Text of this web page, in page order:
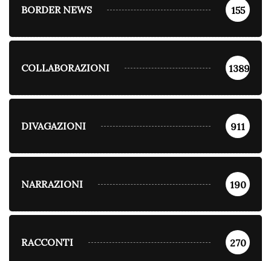
BORDER NEWS 155
COLLABORAZIONI 1389
DIVAGAZIONI 911
NARRAZIONI 190
RACCONTI 270